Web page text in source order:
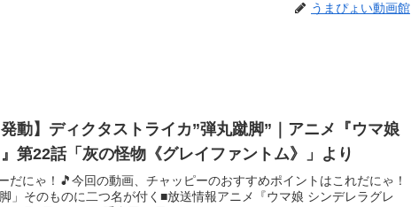
うまぴょい動画館
発動】ディクタストライカ”弾丸蹴脚”｜アニメ『ウマ娘
第22話「灰の怪物《グレイファントム》」より
だにゃ！🎵今回の動画、チャッピーのおすすめポイントはこれだにゃ！
」そのものに二つ名が付く■放送情報アニメ『ウマ娘 シンデレラグレ